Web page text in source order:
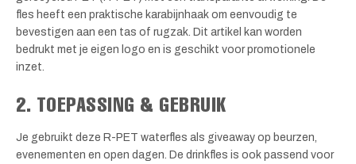
fles heeft een praktische karabijnhaak om eenvoudig te
bevestigen aan een tas of rugzak. Dit artikel kan worden
bedrukt met je eigen logo en is geschikt voor promotionele
inzet.
2. TOEPASSING & GEBRUIK
Je gebruikt deze R-PET waterfles als giveaway op beurzen,
evenementen en open dagen. De drinkfles is ook passend voor